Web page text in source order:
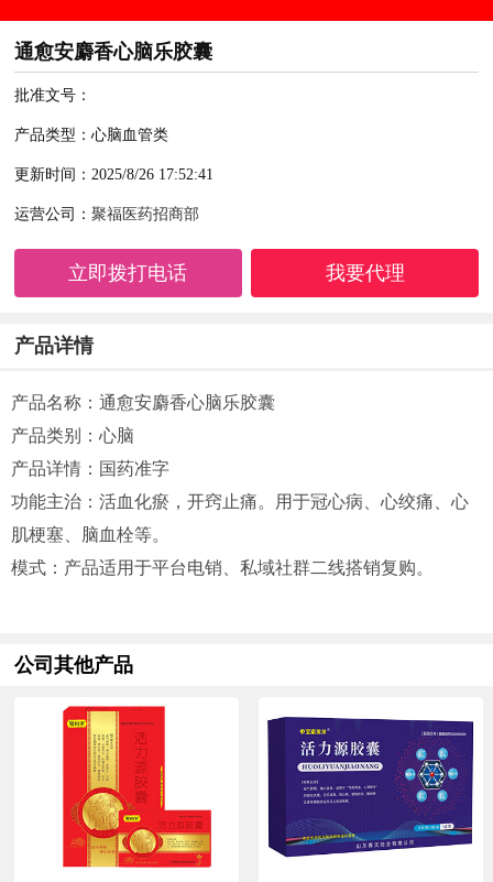
通愈安麝香心脑乐胶囊
批准文号：
产品类型：心脑血管类
更新时间：2025/8/26 17:52:41
运营公司：聚福医药招商部
立即拨打电话 我要代理
产品详情
产品名称：通愈安麝香心脑乐胶囊
产品类别：心脑
产品详情：国药准字
功能主治：活血化瘀，开窍止痛。用于冠心病、心绞痛、心
肌梗塞、脑血栓等。
模式：产品适用于平台电销、私域社群二线搭销复购。
公司其他产品